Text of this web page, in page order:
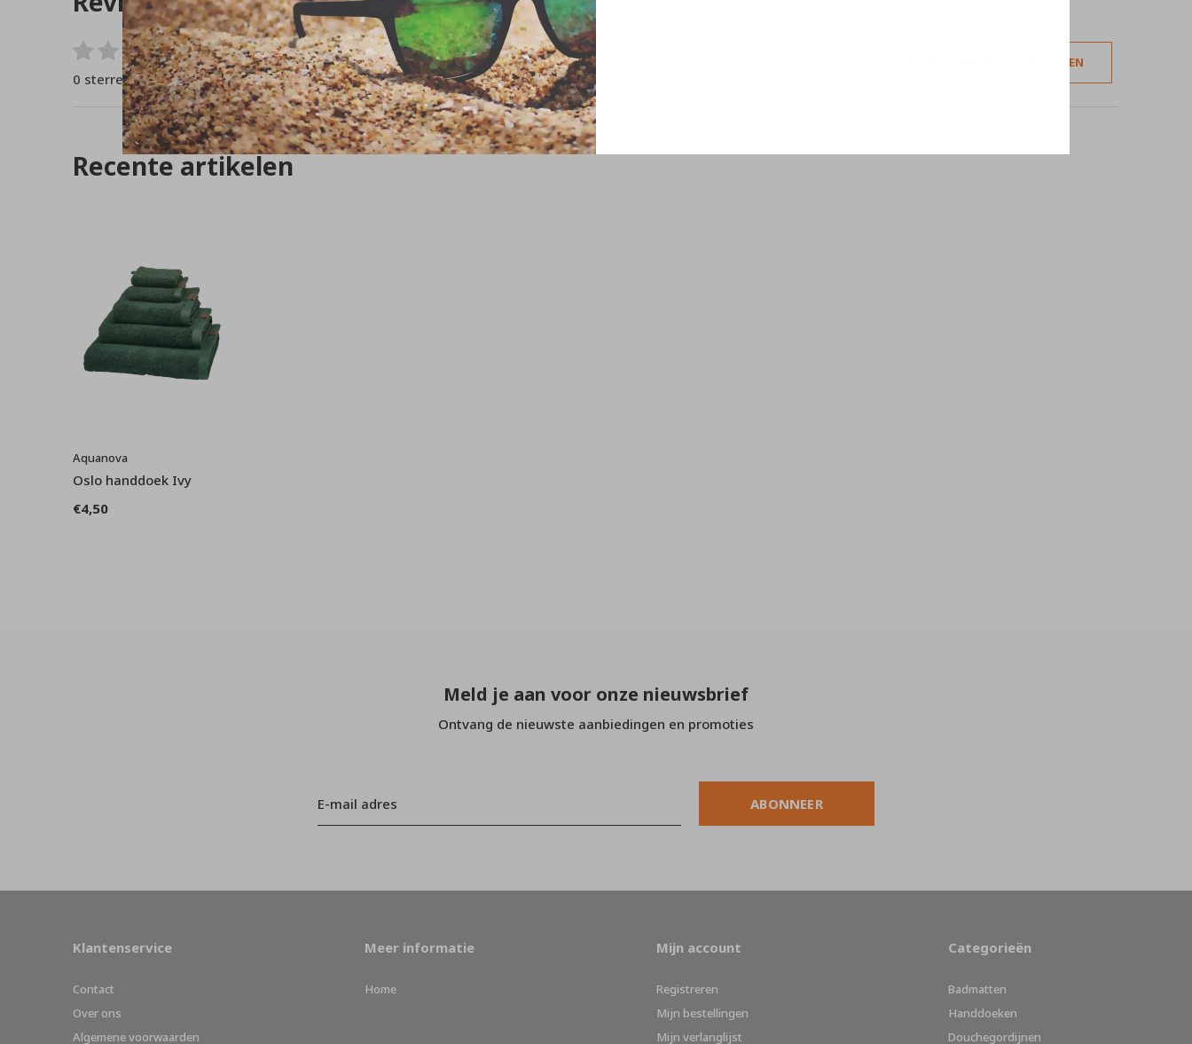
0/ 5
0 sterren op basis van 0 beoordelingen
JE BEOORDELING TOEVOEGEN
Recente artikelen
Aquanova
Oslo handdoek Ivy
€4,50
Meld je aan voor onze nieuwsbrief
Ontvang de nieuwste aanbiedingen en promoties
ABONNEER
Klantenservice
Contact
Over ons
Algemene voorwaarden
Meer informatie
Home
Mijn account
Registreren
Mijn bestellingen
Mijn verlanglijst
Categorieën
Badmatten
Handdoeken
Douchegordijnen